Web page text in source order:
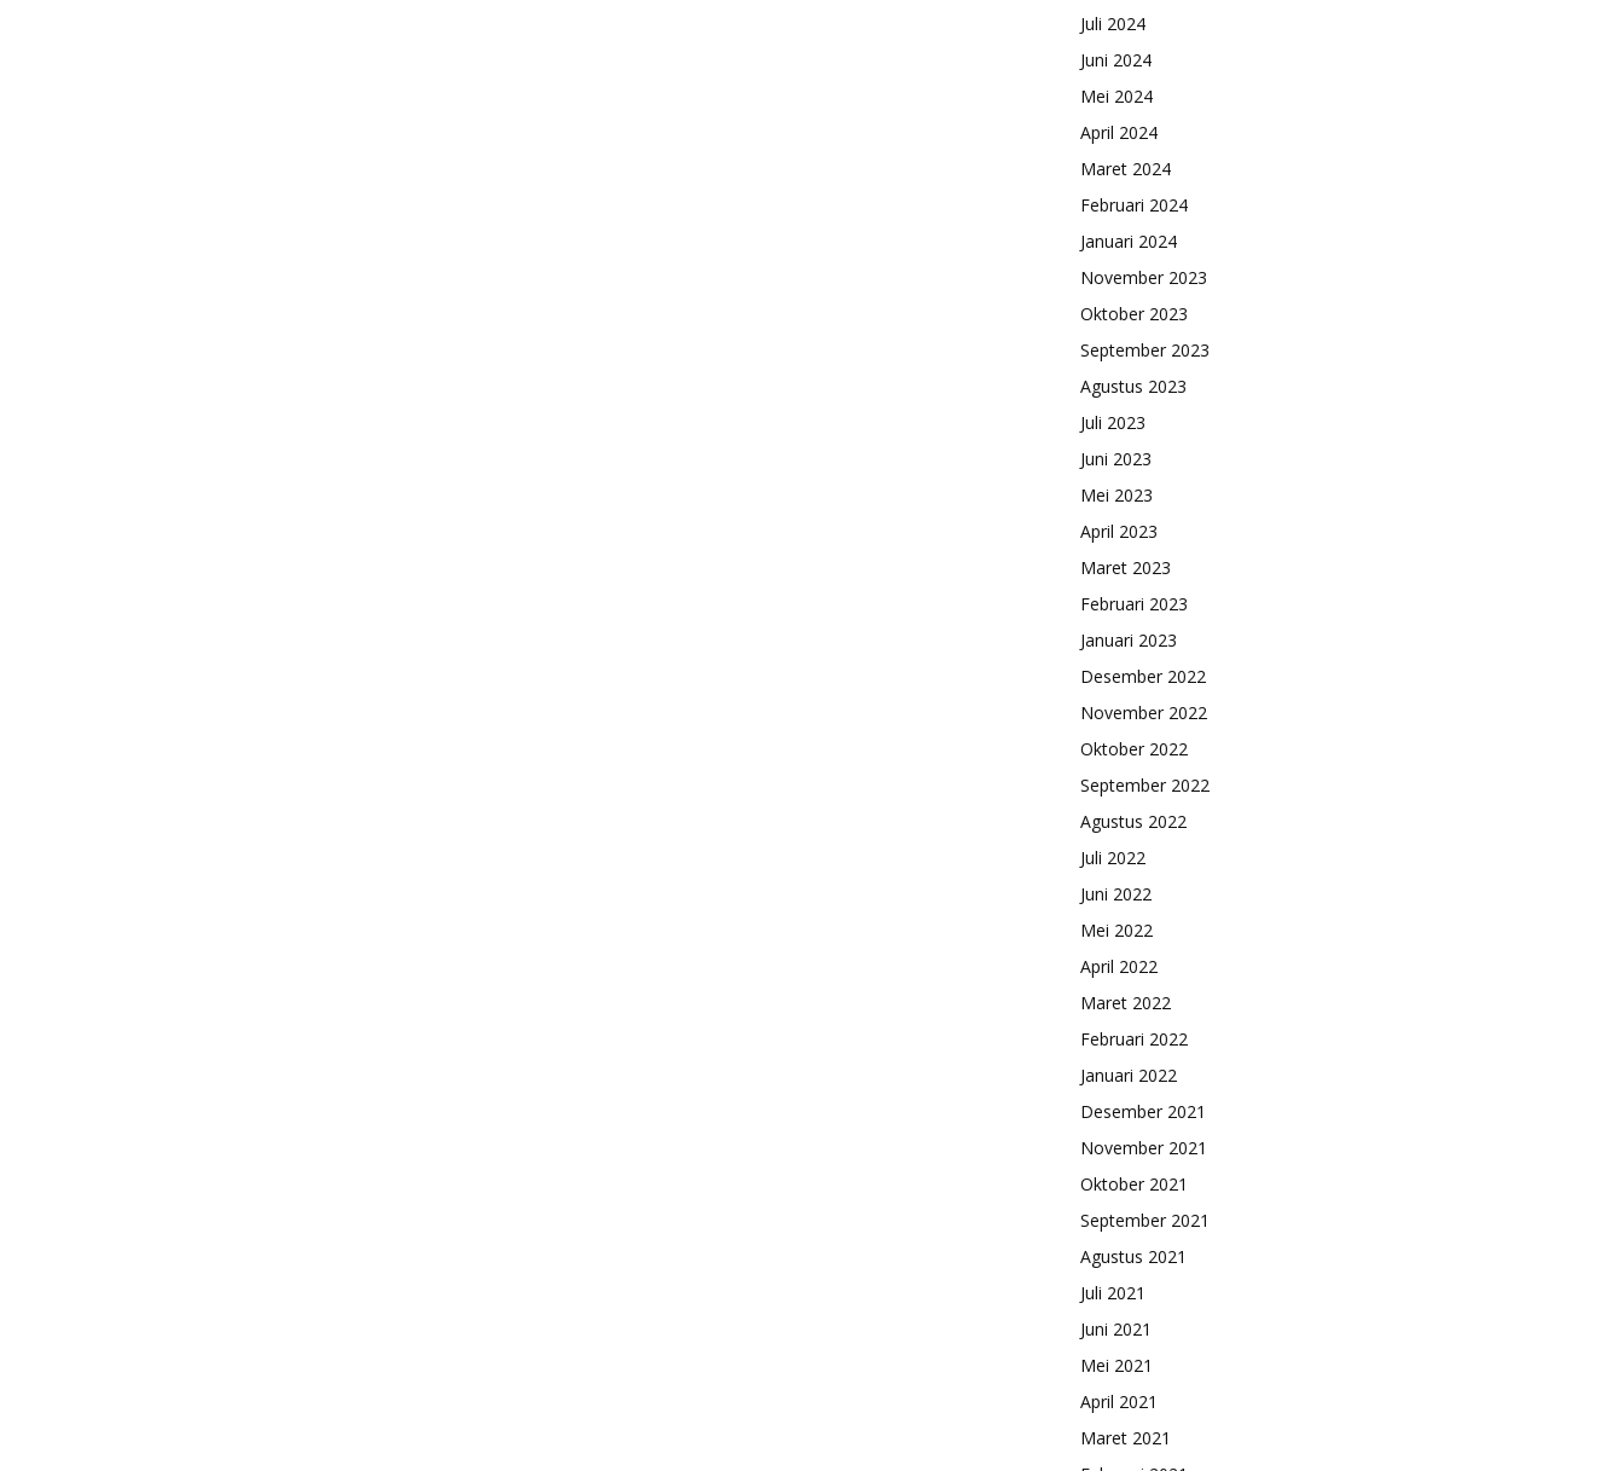
Juli 2024
Juni 2024
Mei 2024
April 2024
Maret 2024
Februari 2024
Januari 2024
November 2023
Oktober 2023
September 2023
Agustus 2023
Juli 2023
Juni 2023
Mei 2023
April 2023
Maret 2023
Februari 2023
Januari 2023
Desember 2022
November 2022
Oktober 2022
September 2022
Agustus 2022
Juli 2022
Juni 2022
Mei 2022
April 2022
Maret 2022
Februari 2022
Januari 2022
Desember 2021
November 2021
Oktober 2021
September 2021
Agustus 2021
Juli 2021
Juni 2021
Mei 2021
April 2021
Maret 2021